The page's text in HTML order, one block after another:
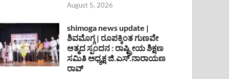
August 5, 2026
shimoga news update |
ಶಿವಮೊಗ್ಗ | ರೂಪಕ್ಕಿಂತ ಗುಣವೇ
ಆತ್ಮದ ಸ್ಪಂದನ : ರಾಷ್ಟ್ರೀಯ ಶಿಕ್ಷಣ
ಸಮಿತಿ ಅಧ್ಯಕ್ಷ ಜಿ.ಎಸ್.ನಾರಾಯಣ
ರಾವ್